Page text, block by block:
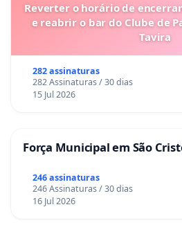
Reverter o horário de
e reabrir o bar do Clube de
Tavira
282 assinaturas
282 Assinaturas / 30 dias
15 Jul 2026
Força Municipal em São
246 assinaturas
246 Assinaturas / 30 dias
16 Jul 2026